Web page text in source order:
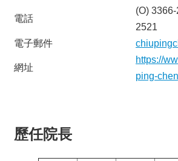
電話
(O)
2521
電子郵件
網址
https://
ping-
歷任院長